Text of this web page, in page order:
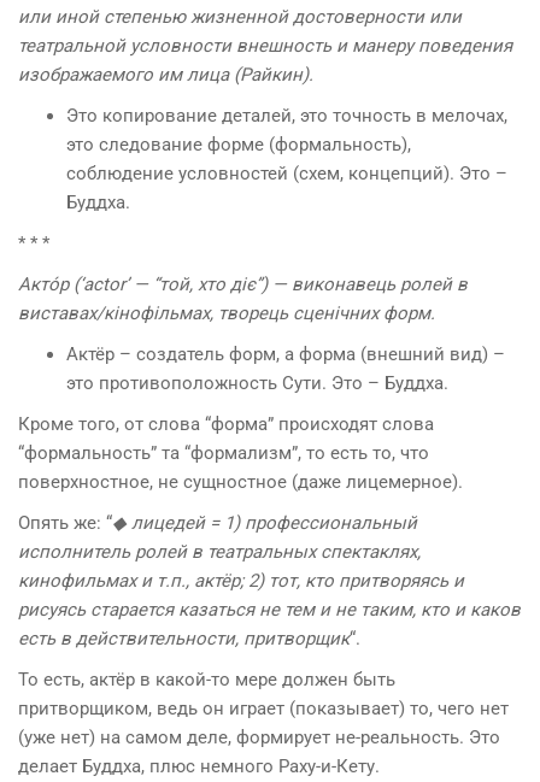
или иной степенью жизненной достоверности или
театральной условности внешность и манеру поведения
изображаемого им лица (Райкин).
Это копирование деталей, это точность в мелочах,
это следование форме (формальность),
соблюдение условностей (схем, концепций). Это –
Буддха.
* * *
Акто́р (‘actor’ — “той, хто діє”) — виконавець ролей в
виставах/кінофільмах, творець сценічних форм.
Актёр – создатель форм, а форма (внешний вид) –
это противоположность Сути. Это – Буддха.
Кроме того, от слова “форма” происходят слова
“формальность” та “формализм”, то есть то, что
поверхностное, не сущностное (даже лицемерное).
Опять же: “◆ лицедей = 1) профессиональный
исполнитель ролей в театральных спектаклях,
кинофильмах и т.п., актёр; 2) тот, кто притворяясь и
рисуясь старается казаться не тем и не таким, кто и каков
есть в действительности, притворщик“.
То есть, актёр в какой-то мере должен быть
притворщиком, ведь он играет (показывает) то, чего нет
(уже нет) на самом деле, формирует не-реальность. Это
делает Буддха, плюс немного Раху-и-Кету.